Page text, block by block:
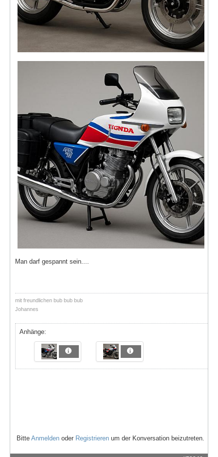
Man darf gespannt sein....
mit freundlichen bub bub bub
Johannes
Anhänge:
Bitte Anmelden oder Registrieren um der Konversation beizutreten.